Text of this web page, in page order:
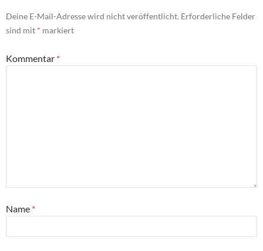
Deine E-Mail-Adresse wird nicht veröffentlicht. Erforderliche Felder
sind mit * markiert
Kommentar *
Name *